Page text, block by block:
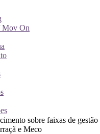
Mov On
sobre faixas de gestão
e Meco